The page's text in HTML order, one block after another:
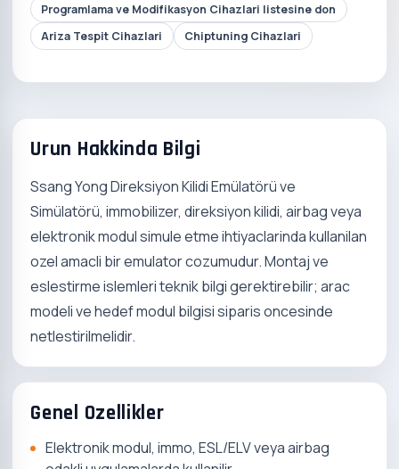
Programlama ve Modifikasyon Cihazlari listesine don
Ariza Tespit Cihazlari
Chiptuning Cihazlari
Urun Hakkinda Bilgi
Ssang Yong Direksiyon Kilidi Emülatörü ve
Simülatörü, immobilizer, direksiyon kilidi, airbag veya
elektronik modul simule etme ihtiyaclarinda kullanilan
ozel amacli bir emulator cozumudur. Montaj ve
eslestirme islemleri teknik bilgi gerektirebilir; arac
modeli ve hedef modul bilgisi siparis oncesinde
netlestirilmelidir.
Genel Ozellikler
Elektronik modul, immo, ESL/ELV veya airbag